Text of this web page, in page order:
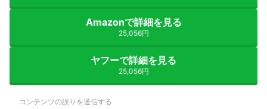
Amazonで詳細を見る
25,056円
ヤフーで詳細を見る
25,056円
コンテンツの誤りを送信する